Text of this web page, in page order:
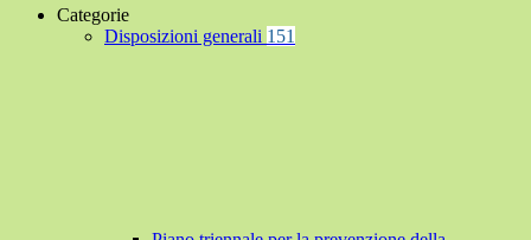
Categorie
Disposizioni generali 151